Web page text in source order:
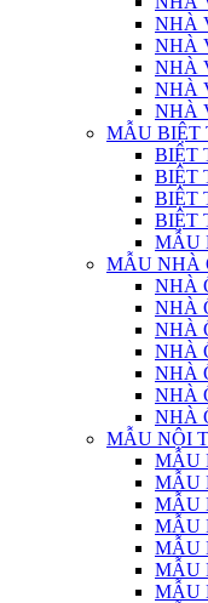
NHÀ
NHÀ
NHÀ
NHÀ
NHÀ
MẪU BIỆT
BIỆT
BIỆT
BIỆT
BIỆT
MẪU
MẪU NHÀ
NHÀ
NHÀ
NHÀ
NHÀ
NHÀ
NHÀ
NHÀ
MẪU NỘI
MẪU
MẪU
MẪU
MẪU
MẪU
MẪU
MẪU